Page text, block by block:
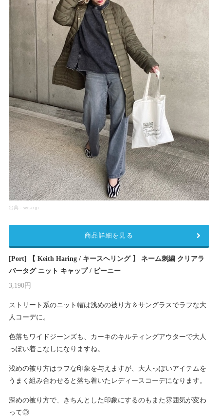
出典： wear.jp
[Port] 【 Keith Haring / キースヘリング 】 ネーム刺繍 クリアラ
バータグ ニット キャップ / ビーニー
3,190円
ストリート系のニット帽は浅めの被り方＆サングラスでラフな大
人コーデに。
色落ちワイドジーンズも、カーキのキルティングアウターで大人
っぽい着こなしになりますね。
浅めの被り方はラフな印象を与えますが、大人っぽいアイテムを
うまく組み合わせると落ち着いたレディースコーデになります。
深めの被り方で、きちんとした印象にするのもまた雰囲気が変わ
って◎
商品詳細を見る